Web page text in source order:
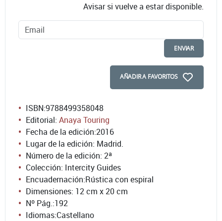
Avisar si vuelve a estar disponible.
ENVIAR
AÑADIR A FAVORITOS
ISBN:9788499358048
Editorial: Anaya Touring
Fecha de la edición:2016
Lugar de la edición: Madrid.
Número de la edición: 2ª
Colección: Intercity Guides
Encuadernación:Rústica con espiral
Dimensiones: 12 cm x 20 cm
Nº Pág.:192
Idiomas:Castellano